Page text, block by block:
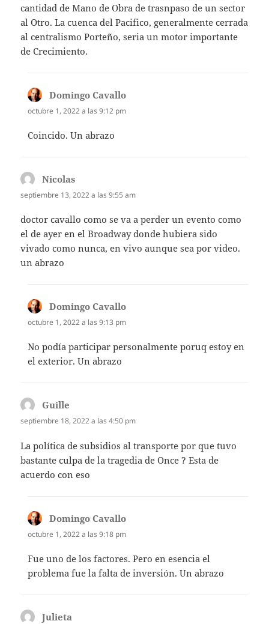
cantidad de Mano de Obra de trasnpaso de un sector
al Otro. La cuenca del Pacifico, generalmente cerrada
al centralismo Porteño, seria un motor importante
de Crecimiento.
Domingo Cavallo
octubre 1, 2022 a las 9:12 pm
Coincido. Un abrazo
Nicolas
septiembre 13, 2022 a las 9:55 am
doctor cavallo como se va a perder un evento como
el de ayer en el Broadway donde hubiera sido
vivado como nunca, en vivo aunque sea por video.
un abrazo
Domingo Cavallo
octubre 1, 2022 a las 9:13 pm
No podía participar personalmente poruq estoy en
el exterior. Un abrazo
Guille
septiembre 18, 2022 a las 4:50 pm
La política de subsidios al transporte por que tuvo
bastante culpa de la tragedia de Once ? Esta de
acuerdo con eso
Domingo Cavallo
octubre 1, 2022 a las 9:18 pm
Fue uno de los factores. Pero en esencia el
problema fue la falta de inversión. Un abrazo
Julieta